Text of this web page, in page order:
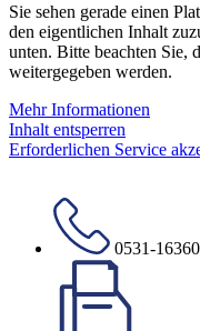
Sie sehen gerade einen
den eigentlichen Inhalt
unten. Bitte beachten Sie,
weitergegeben werden.
Mehr Informationen
Inhalt entsperren
Erforderlichen Service
0531-16360